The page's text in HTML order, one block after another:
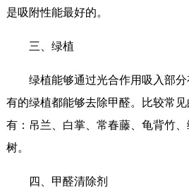
是吸附性能最好的。
三、绿植
绿植能够通过光合作用吸入部
有的绿植都能够去除甲醛。比较常
有：吊兰、白掌、常春藤、龟背竹
树。
四、甲醛清除剂